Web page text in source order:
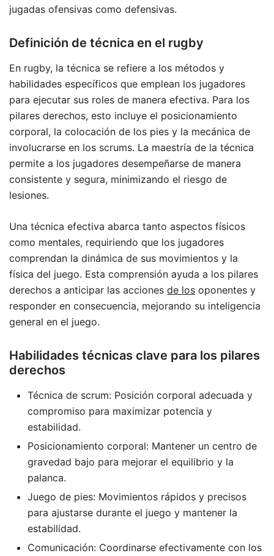
jugadas ofensivas como defensivas.
Definición de técnica en el rugby
En rugby, la técnica se refiere a los métodos y
habilidades específicos que emplean los jugadores
para ejecutar sus roles de manera efectiva. Para los
pilares derechos, esto incluye el posicionamiento
corporal, la colocación de los pies y la mecánica de
involucrarse en los scrums. La maestría de la técnica
permite a los jugadores desempeñarse de manera
consistente y segura, minimizando el riesgo de
lesiones.
Una técnica efectiva abarca tanto aspectos físicos
como mentales, requiriendo que los jugadores
comprendan la dinámica de sus movimientos y la
física del juego. Esta comprensión ayuda a los pilares
derechos a anticipar las acciones de los oponentes y
responder en consecuencia, mejorando su inteligencia
general en el juego.
Habilidades técnicas clave para los pilares
derechos
Técnica de scrum: Posición corporal adecuada y
compromiso para maximizar potencia y
estabilidad.
Posicionamiento corporal: Mantener un centro de
gravedad bajo para mejorar el equilibrio y la
palanca.
Juego de pies: Movimientos rápidos y precisos
para ajustarse durante el juego y mantener la
estabilidad.
Comunicación: Coordinarse efectivamente con los